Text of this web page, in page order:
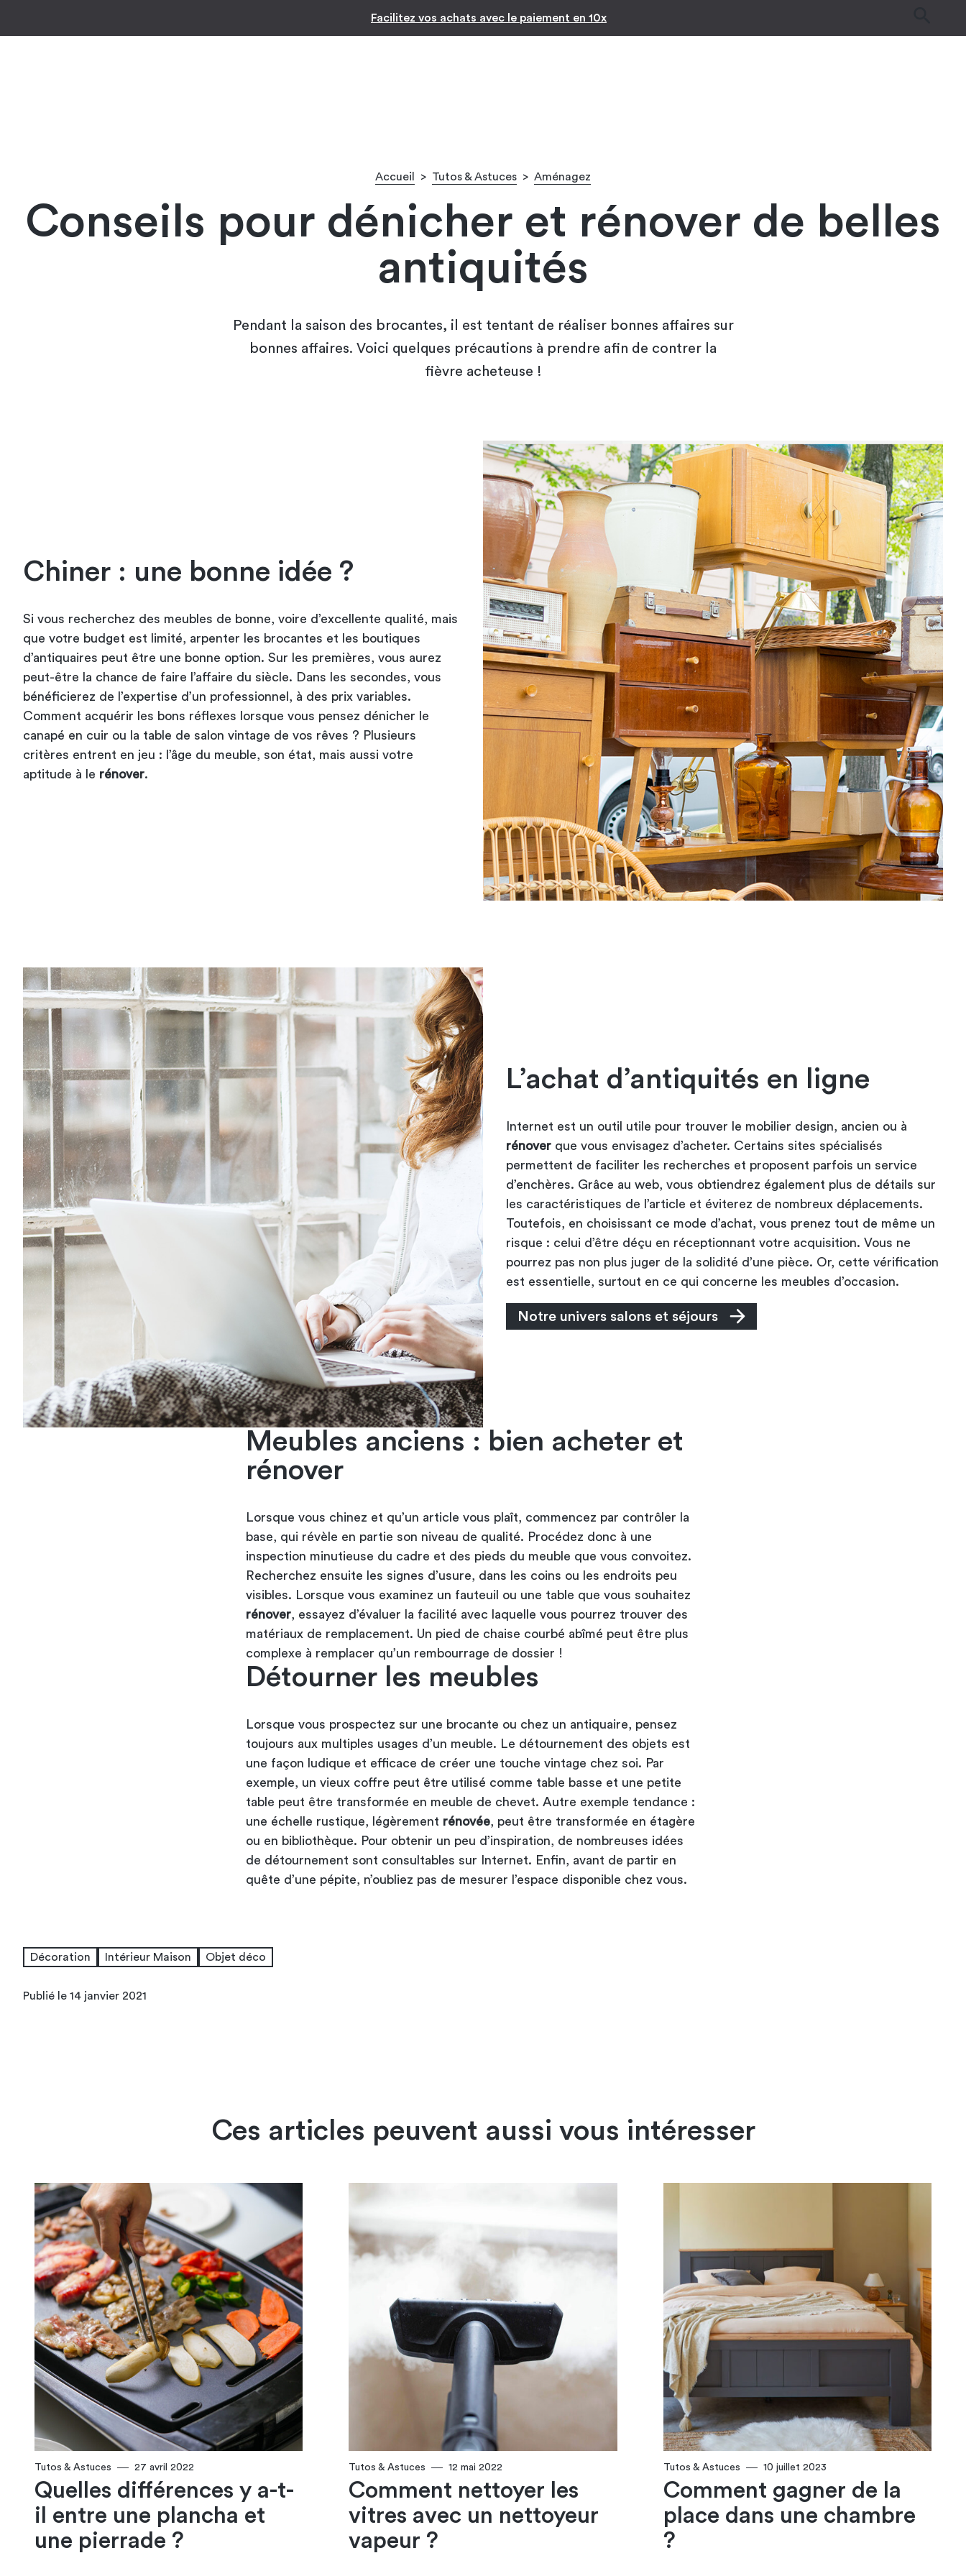
-10% pour les jeunes diplômés !* 🎉
Inspiration par pièces
Accueil > Tutos & Astuces > Aménagez
Conseils pour dénicher et rénover de belles
antiquités
Pendant la saison des brocantes, il est tentant de réaliser bonnes affaires sur
bonnes affaires. Voici quelques précautions à prendre afin de contrer la
fièvre acheteuse !
Chiner : une bonne idée ?
Si vous recherchez des meubles de bonne, voire d’excellente qualité, mais
que votre budget est limité, arpenter les brocantes et les boutiques
d’antiquaires peut être une bonne option. Sur les premières, vous aurez
peut-être la chance de faire l’affaire du siècle. Dans les secondes, vous
bénéficierez de l’expertise d’un professionnel, à des prix variables.
Comment acquérir les bons réflexes lorsque vous pensez dénicher le
canapé en cuir ou la table de salon vintage de vos rêves ? Plusieurs
critères entrent en jeu : l’âge du meuble, son état, mais aussi votre
aptitude à le rénover.
L’achat d’antiquités en ligne
Internet est un outil utile pour trouver le mobilier design, ancien ou à
rénover que vous envisagez d’acheter. Certains sites spécialisés
permettent de faciliter les recherches et proposent parfois un service
d’enchères. Grâce au web, vous obtiendrez également plus de détails sur
les caractéristiques de l’article et éviterez de nombreux déplacements.
Toutefois, en choisissant ce mode d’achat, vous prenez tout de même un
risque : celui d’être déçu en réceptionnant votre acquisition. Vous ne
pourrez pas non plus juger de la solidité d’une pièce. Or, cette vérification
est essentielle, surtout en ce qui concerne les meubles d’occasion.
Notre univers salons et séjours
Meubles anciens : bien acheter et
rénover
Lorsque vous chinez et qu’un article vous plaît, commencez par contrôler la
base, qui révèle en partie son niveau de qualité. Procédez donc à une
inspection minutieuse du cadre et des pieds du meuble que vous convoitez.
Recherchez ensuite les signes d’usure, dans les coins ou les endroits peu
visibles. Lorsque vous examinez un fauteuil ou une table que vous souhaitez
rénover, essayez d’évaluer la facilité avec laquelle vous pourrez trouver des
matériaux de remplacement. Un pied de chaise courbé abîmé peut être plus
complexe à remplacer qu’un rembourrage de dossier !
Détourner les meubles
Lorsque vous prospectez sur une brocante ou chez un antiquaire, pensez
toujours aux multiples usages d’un meuble. Le détournement des objets est
une façon ludique et efficace de créer une touche vintage chez soi. Par
exemple, un vieux coffre peut être utilisé comme table basse et une petite
table peut être transformée en meuble de chevet. Autre exemple tendance :
une échelle rustique, légèrement rénovée, peut être transformée en étagère
ou en bibliothèque. Pour obtenir un peu d’inspiration, de nombreuses idées
de détournement sont consultables sur Internet. Enfin, avant de partir en
quête d’une pépite, n’oubliez pas de mesurer l’espace disponible chez vous.
Décoration Intérieur Maison Objet déco
Publié le 14 janvier 2021
Ces articles peuvent aussi vous intéresser
Tutos & Astuces 27 avril 2022
Quelles différences y a-t-
il entre une plancha et
une pierrade ?
Tutos & Astuces 12 mai 2022
Comment nettoyer les
vitres avec un nettoyeur
vapeur ?
Tutos & Astuces 10 juillet 2023
Comment gagner de la
place dans une chambre
?